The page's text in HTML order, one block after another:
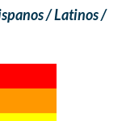
/ Latinos /